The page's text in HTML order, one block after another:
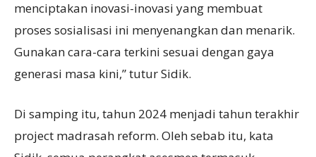
menciptakan inovasi-inovasi yang membuat
proses sosialisasi ini menyenangkan dan menarik.
Gunakan cara-cara terkini sesuai dengan gaya
generasi masa kini,” tutur Sidik.
Di samping itu, tahun 2024 menjadi tahun terakhir
project madrasah reform. Oleh sebab itu, kata